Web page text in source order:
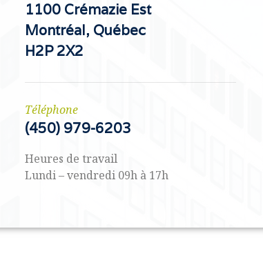
1100 Crémazie Est
Montréal, Québec
H2P 2X2
Téléphone
(450) 979-6203
Heures de travail
Lundi – vendredi 09h à 17h